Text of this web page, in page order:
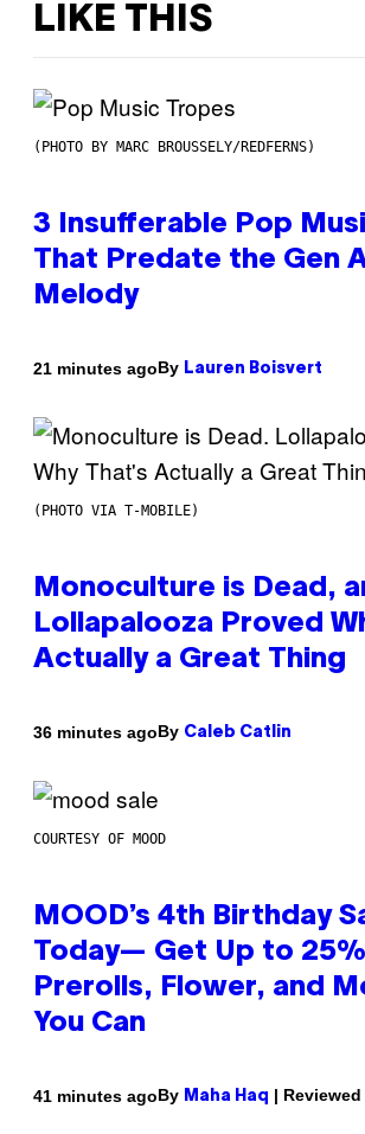
LIKE THIS
(PHOTO BY MARC BROUSSELY/REDFERNS)
3 Insufferable Pop
That Predate the Gen
Melody
21 minutes agoBy Lauren Boisvert
(PHOTO VIA T-MOBILE)
Monoculture is Dead,
Lollapalooza Proved
Actually a Great Thing
36 minutes agoBy Caleb Catlin
COURTESY OF MOOD
MOOD’s 4th Birthday
Today— Get Up to
Prerolls, Flower, and
You Can
41 minutes agoBy Maha Haq |